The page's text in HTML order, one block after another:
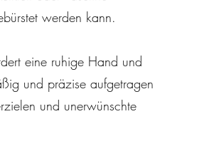
werden kann.
eine ruhige Hand und
und präzise aufgetragen
und unerwünschte